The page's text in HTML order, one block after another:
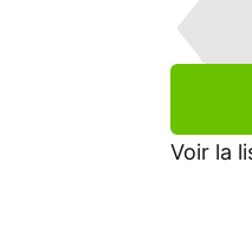
é
e
n
Voir la